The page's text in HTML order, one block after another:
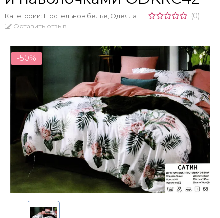
Категории: Постельное белье Одеяла (0)
Оставить отзыв
-50%